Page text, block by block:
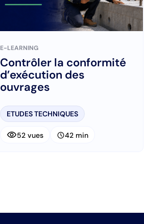
E-LEARNING
Contrôler la conformité
d’exécution des
ouvrages
ETUDES TECHNIQUES
visibility52 vues schedule42 min